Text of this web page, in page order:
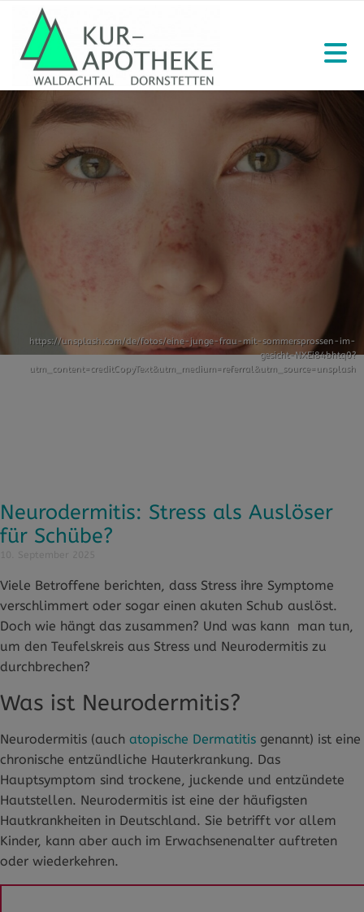
https://unsplash.com/de/fotos/eine-junge-frau-mit-sommersprossen-im-
gesicht-NXEi84bhtq0?
utm_content=creditCopyText&utm_medium=referral&utm_source=unsplash
Neurodermitis: Stress als Auslöser
für Schübe?
Viele Betroffene berichten, dass Stress ihre Symptome
verschlimmert oder sogar einen akuten Schub auslöst.
Doch wie hängt das zusammen? Und was kann man tun,
um den Teufelskreis aus Stress und Neurodermitis zu
durchbrechen?
Was ist Neurodermitis?
Neurodermitis (auch atopische Dermatitis genannt) ist eine
chronische entzündliche Hauterkrankung. Das
Hauptsymptom sind trockene, juckende und entzündete
Hautstellen. Neurodermitis ist eine der häufigsten
Hautkrankheiten in Deutschland. Sie betrifft vor allem
Kinder, kann aber auch im Erwachsenenalter auftreten
oder wiederkehren.